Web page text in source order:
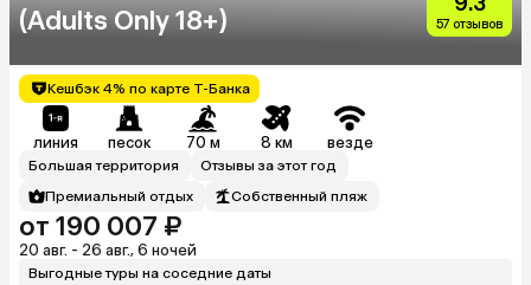
(Adults Only 18+)
57 отзывов
Кешбэк 4% по карте Т-Банка
линия песок 70 м 8 км везде
Большая территория
Отзывы за этот год
Премиальный отдых
Собственный пляж
от 190 007 ₽
20 авг. - 26 авг., 6 ночей
Выгодные туры на соседние даты